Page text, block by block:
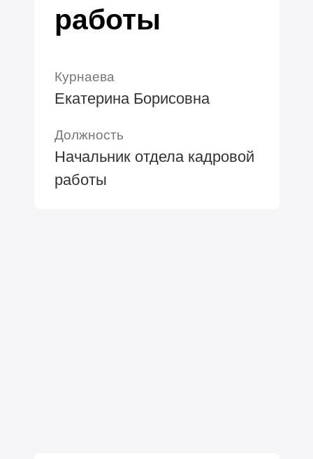
работы
Курнаева
Екатерина Борисовна
Должность
Начальник отдела кадровой
работы